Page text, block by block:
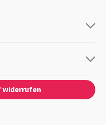
widerrufen